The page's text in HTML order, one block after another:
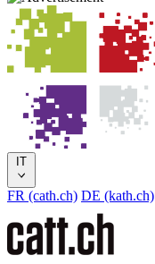
IT
FR (cath.ch) DE (kath.ch)